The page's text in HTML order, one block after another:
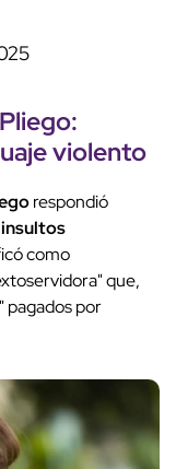
violento
respondió
insultos
como
que,
pagados por